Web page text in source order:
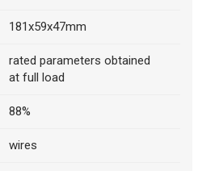
181x59x47mm
rated parameters obtained
at full load
88%
wires